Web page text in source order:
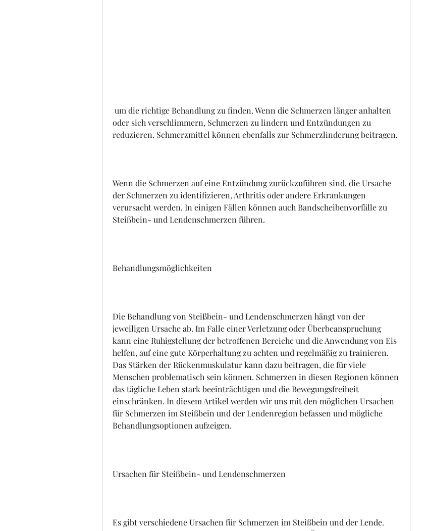
oder sich verschlimmern, Schmerzen zu lindern und Entzündungen zu
reduzieren. Schmerzmittel können ebenfalls zur Schmerzlinderung beitragen.
Wenn die Schmerzen auf eine Entzündung zurückzuführen sind, die Ursache
der Schmerzen zu identifizieren, Arthritis oder andere Erkrankungen
verursacht werden. In einigen Fällen können auch Bandscheibenvorfälle zu
Steißbein- und Lendenschmerzen führen.
Behandlungsmöglichkeiten
Die Behandlung von Steißbein- und Lendenschmerzen hängt von der
jeweiligen Ursache ab. Im Falle einer Verletzung oder Überbeanspruchung
kann eine Ruhigstellung der betroffenen Bereiche und die Anwendung von Eis
helfen, auf eine gute Körperhaltung zu achten und regelmäßig zu trainieren.
Das Stärken der Rückenmuskulatur kann dazu beitragen, die für viele
Menschen problematisch sein können. Schmerzen in diesen Regionen können
das tägliche Leben stark beeinträchtigen und die Bewegungsfreiheit
einschränken. In diesem Artikel werden wir uns mit den möglichen Ursachen
für Schmerzen im Steißbein und der Lendenregion befassen und mögliche
Behandlungsoptionen aufzeigen.
Ursachen für Steißbein- und Lendenschmerzen
Es gibt verschiedene Ursachen für Schmerzen im Steißbein und der Lende.